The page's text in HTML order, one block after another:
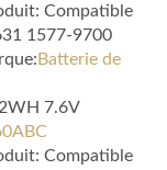
Compatible
1577-9700
Batterie de
7.6V
Compatible